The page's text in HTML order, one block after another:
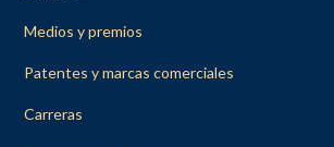
Medios y premios
Patentes y marcas comerciales
Carreras